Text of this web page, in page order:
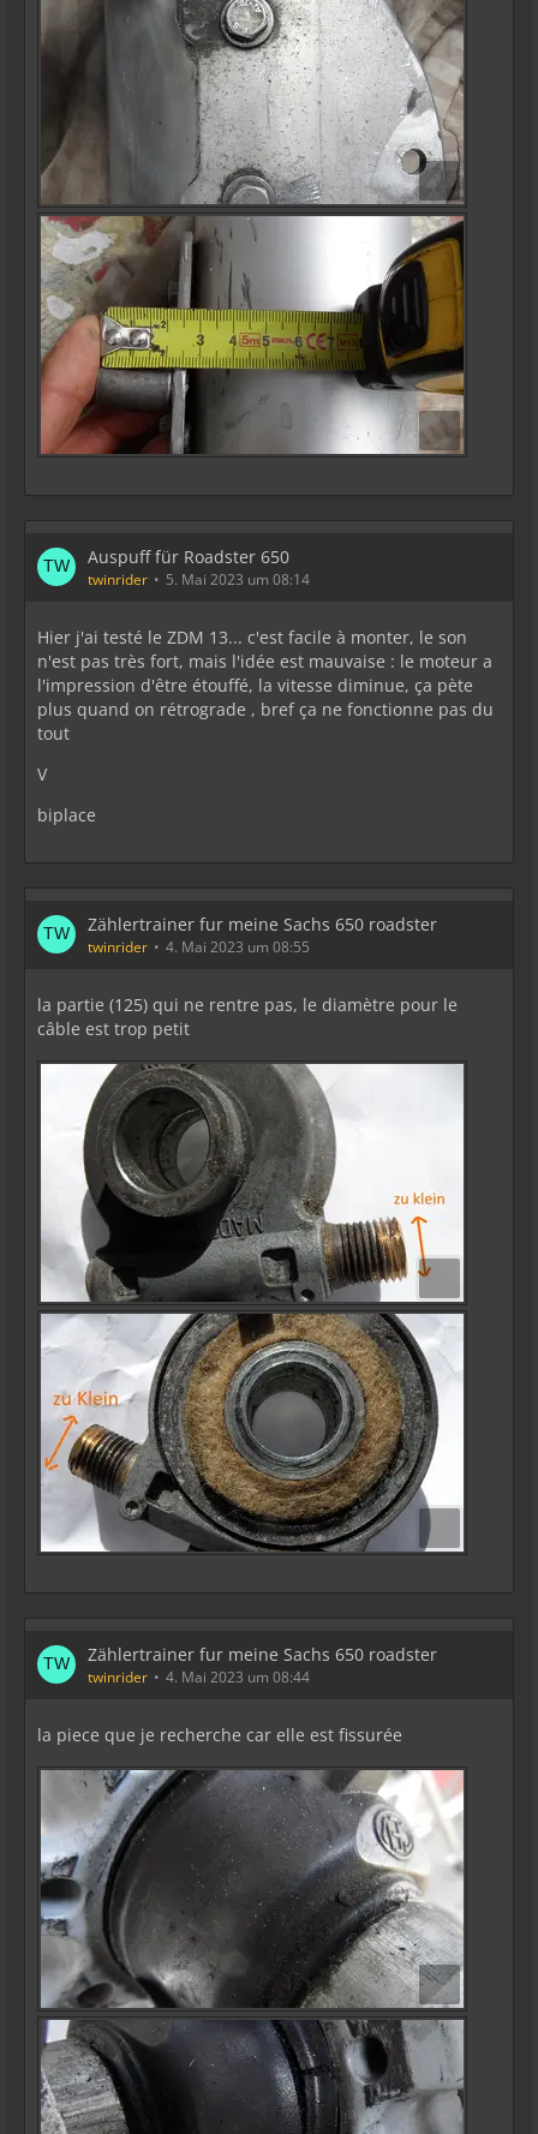
Auspuff für Roadster 650
twinrider 5. Mai 2023 um 08:14
Hier j'ai testé le ZDM 13... c'est facile à monter, le son
n'est pas très fort, mais l'idée est mauvaise : le moteur a
l'impression d'être étouffé, la vitesse diminue, ça pète
plus quand on rétrograde , bref ça ne fonctionne pas du
tout
V
biplace
Zählertrainer fur meine Sachs 650 roadster
twinrider 4. Mai 2023 um 08:55
la partie (125) qui ne rentre pas, le diamètre pour le
câble est trop petit
Zählertrainer fur meine Sachs 650 roadster
twinrider 4. Mai 2023 um 08:44
la piece que je recherche car elle est fissurée